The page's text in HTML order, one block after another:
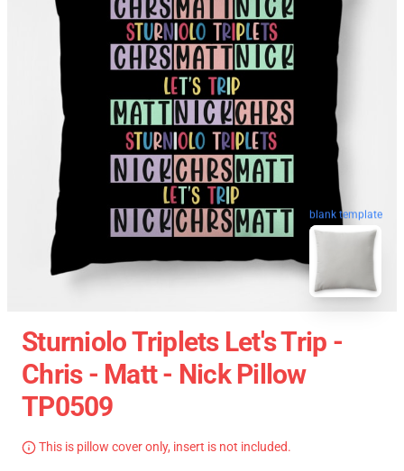
blank template
Sturniolo Triplets Let's Trip -
Chris - Matt - Nick Pillow
TP0509
This is pillow cover only, insert is not included.